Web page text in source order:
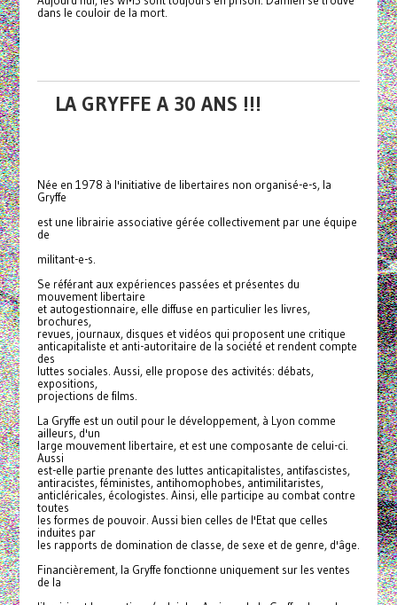
dans le couloir de la mort.
LA GRYFFE A 30 ANS !!!
Née en 1978 à l'initiative de libertaires non organisé-e-s, la
Gryffe
est une librairie associative gérée collectivement par une équipe
de
militant-e-s.
Se référant aux expériences passées et présentes du
mouvement libertaire
et autogestionnaire, elle diffuse en particulier les livres,
brochures,
revues, journaux, disques et vidéos qui proposent une critique
anticapitaliste et anti-autoritaire de la société et rendent compte
des
luttes sociales. Aussi, elle propose des activités: débats,
expositions,
projections de films.
La Gryffe est un outil pour le développement, à Lyon comme
ailleurs, d'un
large mouvement libertaire, et est une composante de celui-ci.
Aussi
est-elle partie prenante des luttes anticapitalistes, antifascistes,
antiracistes, féministes, antihomophobes, antimilitaristes,
anticléricales, écologistes. Ainsi, elle participe au combat contre
toutes
les formes de pouvoir. Aussi bien celles de l'Etat que celles
induites par
les rapports de domination de classe, de sexe et de genre, d'âge.
Financièrement, la Gryffe fonctionne uniquement sur les ventes
de la